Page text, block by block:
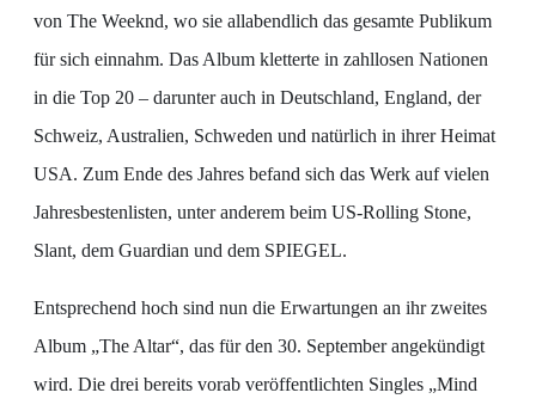
von The Weeknd, wo sie allabendlich das gesamte Publikum
für sich einnahm. Das Album kletterte in zahllosen Nationen
in die Top 20 – darunter auch in Deutschland, England, der
Schweiz, Australien, Schweden und natürlich in ihrer Heimat
USA. Zum Ende des Jahres befand sich das Werk auf vielen
Jahresbestenlisten, unter anderem beim US-Rolling Stone,
Slant, dem Guardian und dem SPIEGEL.
Entsprechend hoch sind nun die Erwartungen an ihr zweites
Album „The Altar“, das für den 30. September angekündigt
wird. Die drei bereits vorab veröffentlichten Singles „Mind